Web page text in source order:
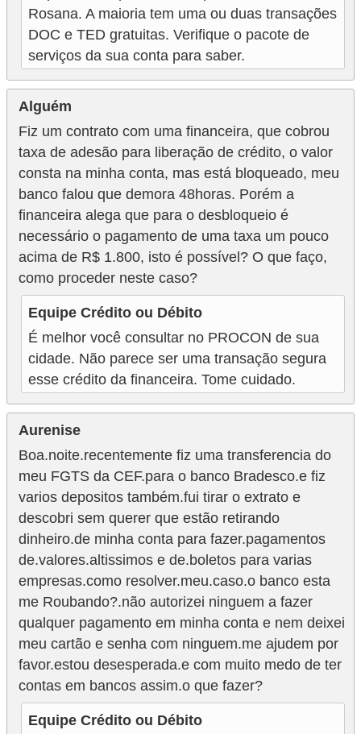
Rosana. A maioria tem uma ou duas transações
DOC e TED gratuitas. Verifique o pacote de
serviços da sua conta para saber.
Alguém
Fiz um contrato com uma financeira, que cobrou
taxa de adesão para liberação de crédito, o valor
consta na minha conta, mas está bloqueado, meu
banco falou que demora 48horas. Porém a
financeira alega que para o desbloqueio é
necessário o pagamento de uma taxa um pouco
acima de R$ 1.800, isto é possível? O que faço,
como proceder neste caso?
Equipe Crédito ou Débito
É melhor você consultar no PROCON de sua
cidade. Não parece ser uma transação segura
esse crédito da financeira. Tome cuidado.
Aurenise
Boa.noite.recentemente fiz uma transferencia do
meu FGTS da CEF.para o banco Bradesco.e fiz
varios depositos também.fui tirar o extrato e
descobri sem querer que estão retirando
dinheiro.de minha conta para fazer.pagamentos
de.valores.altissimos e de.boletos para varias
empresas.como resolver.meu.caso.o banco esta
me Roubando?.não autorizei ninguem a fazer
qualquer pagamento em minha conta e nem deixei
meu cartão e senha com ninguem.me ajudem por
favor.estou desesperada.e com muito medo de ter
contas em bancos assim.o que fazer?
Equipe Crédito ou Débito